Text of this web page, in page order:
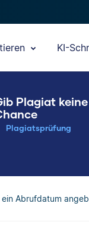
KI-
Plagiat keine
Plagiatsprüfung
Abrufdatum